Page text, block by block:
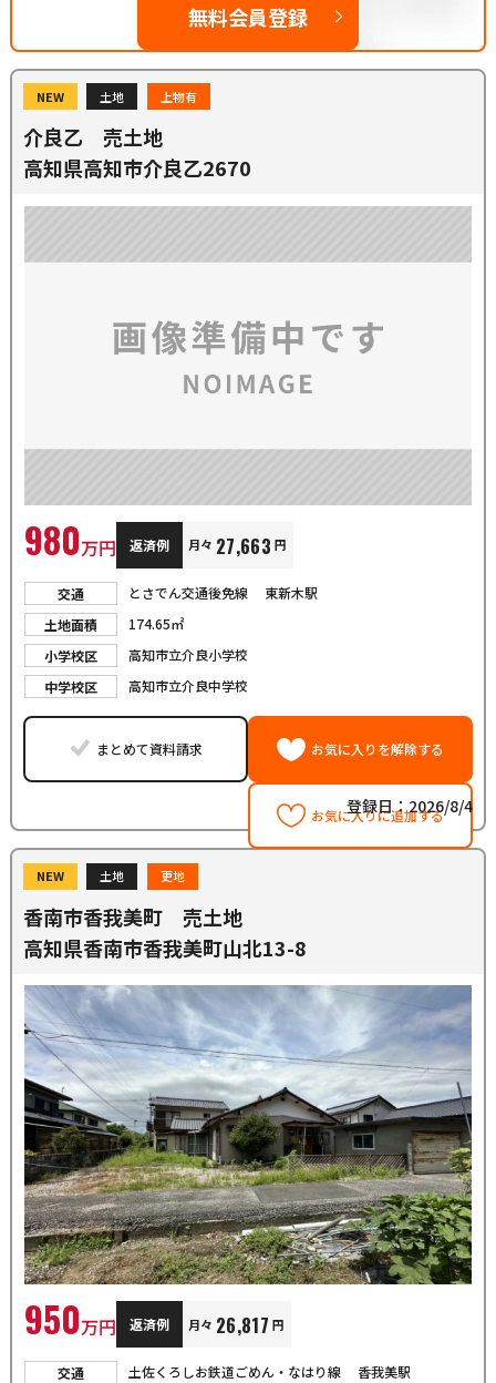
無料会員登録
NEW 土地 上物有
介良乙 売土地
高知県高知市介良乙2670
980万円 返済例 月々 27,663 円
交通 とさでん交通後免線 東新木駅
土地面積
174.65㎡
小学校区
高知市立介良小学校
中学校区
高知市立介良中学校
まとめて資料請求 お気に入りを解除する
お気に入りに追加する
登録日：2026/8/4
NEW 土地 更地
香南市香我美町 売土地
高知県香南市香我美町山北13-8
950万円 返済例 月々 26,817 円
交通 土佐くろしお鉄道ごめん・なはり線 香我美駅